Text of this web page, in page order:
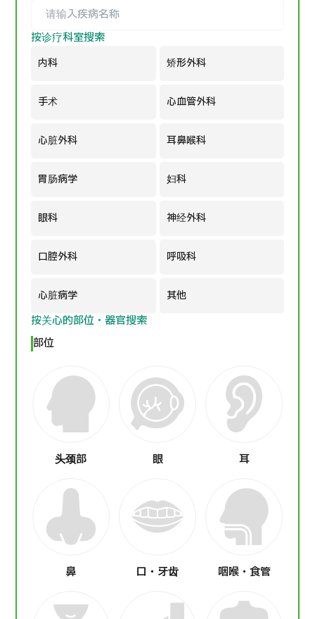
公司指南与政策
日语 越南语
联系我们
按诊疗科室搜索
内科 矫形外科
手术 心血管外科
心脏外科 耳鼻喉科
胃肠病学 妇科
眼科 神经外科
口腔外科 呼吸科
心脏病学 其他
按关心的部位・器官搜索
部位
头颈部 眼 耳
鼻 口・牙齿 咽喉・食管